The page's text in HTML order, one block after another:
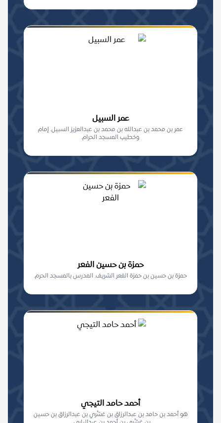
عمر السبيل
عمر بن محمد بن عبدالله بن محمد بن عبدالعزيز السبيل. إمام
وخطيب المسجد الحرام.
حمزة بن حسين الفعر
حمزة بن حسين بن حمزة الفعر الشريف. المدرس بالمسجد الحرم.
أحمد حامد التيجي
هو أحمد بن حامد بن عبدالرزاق بن عَشْري بن عبدالرزاق بن حسين